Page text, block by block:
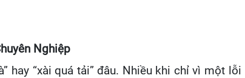
Nghiệp
hay “xài quá tải” đâu. Nhiều khi chỉ vì một